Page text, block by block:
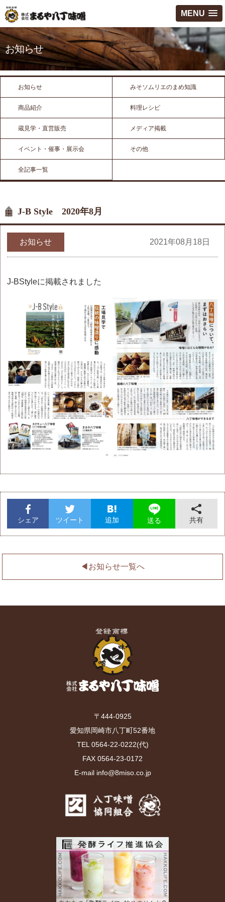
MENU
お知らせ
お知らせ みそソムリエのまめ知識
商品紹介 料理レシピ
蔵見学・直営販売 メディア掲載
イベント・催事・展示会 その他
全記事一覧
J-B Style 2020年8月
お知らせ 2021年08月18日
J-BStyleに掲載されました
シェア ツイート 追加 送る 共有
◀︎お知らせ一覧へ
〒444-0925
愛知県岡崎市八丁町52番地
TEL 0564-22-0222(代)
FAX 0564-23-0172
E-mail info@8miso.co.jp